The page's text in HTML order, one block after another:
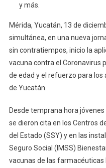
Contra
El
Para
A
17
Años
De
y más.
Mérida, Yucatán, 13 de
simultánea, en una nueva
sin contratiempos, inicio la
vacuna contra el Coronavirus
de edad y el refuerzo para
de Yucatán.
Desde temprana hora
se dieron cita en los Centros
del Estado (SSY) y en las
Seguro Social (IMSS)
vacunas de las farmacéuticas